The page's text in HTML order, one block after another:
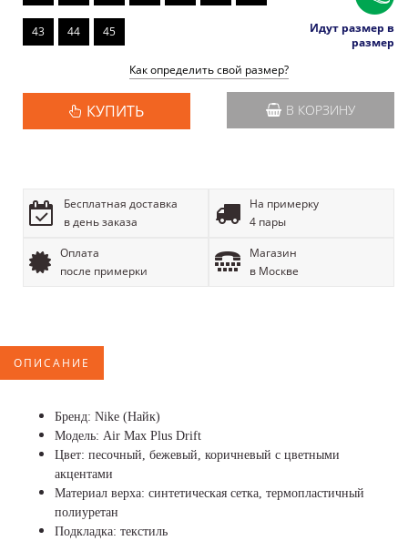
43 44 45
Идут размер в
размер
Как определить свой размер?
КУПИТЬ В КОРЗИНУ
Бесплатная доставка
в день заказа
На примерку
4 пары
Оплата
после примерки
Магазин
в Москве
ОПИСАНИЕ
Бренд: Nike (Найк)
Модель: Air Max Plus Drift
Цвет: песочный, бежевый, коричневый с цветными
акцентами
Материал верха: синтетическая сетка, термопластичный
полиуретан
Подкладка: текстиль